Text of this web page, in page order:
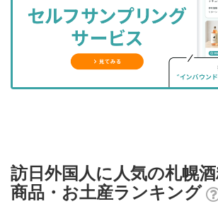
シ
ェ
る
シ
ェ
ア
す
る
ク
マ
に
訪日外国人に人気の札幌
商品・お土産ランキング